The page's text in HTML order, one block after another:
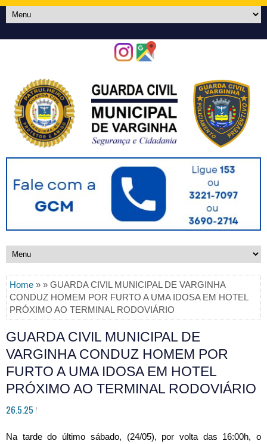
Home » » GUARDA CIVIL MUNICIPAL DE VARGINHA
CONDUZ HOMEM POR FURTO A UMA IDOSA EM HOTEL
PRÓXIMO AO TERMINAL RODOVIÁRIO
GUARDA CIVIL MUNICIPAL DE
VARGINHA CONDUZ HOMEM POR
FURTO A UMA IDOSA EM HOTEL
PRÓXIMO AO TERMINAL RODOVIÁRIO
26.5.25
Na tarde do último sábado, (24/05), por volta das 16:00h, o